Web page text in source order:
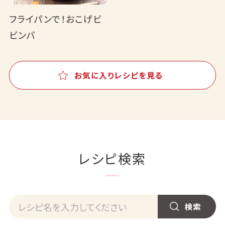
フライパンで！おこげビ
ビンバ
お気に入りレシピを見る
レシピ検索